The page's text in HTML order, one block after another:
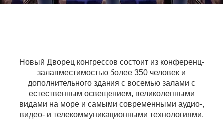
Новый Дворец конгрессов состоит из конференц-
залавместимостью более 350 человек и
дополнительного здания с восемью залами с
естественным освещением, великолепными
видами на море и самыми современными аудио-,
видео- и телекоммуникационными технологиями.